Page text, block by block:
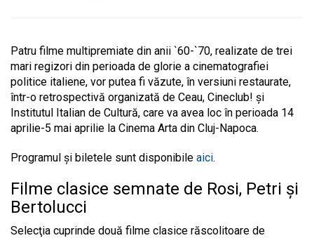
Patru filme multipremiate din anii `60-`70, realizate de trei
mari regizori din perioada de glorie a cinematografiei
politice italiene, vor putea fi văzute, în versiuni restaurate,
într-o retrospectivă organizată de Ceau, Cineclub! şi
Institutul Italian de Cultură, care va avea loc în perioada 14
aprilie-5 mai aprilie la Cinema Arta din Cluj-Napoca.
Programul şi biletele sunt disponibile aici.
Filme clasice semnate de Rosi, Petri și
Bertolucci
Selecţia cuprinde două filme clasice răscolitoare de